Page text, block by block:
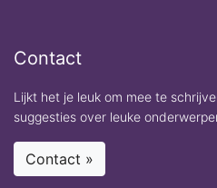
Contact
Lijkt het je leuk om mee te
suggesties over leuke
Contact »